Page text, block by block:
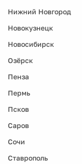
Нижний Новгород
Новокузнецк
Новосибирск
Озёрск
Пенза
Пермь
Псков
Саров
Сочи
Ставрополь